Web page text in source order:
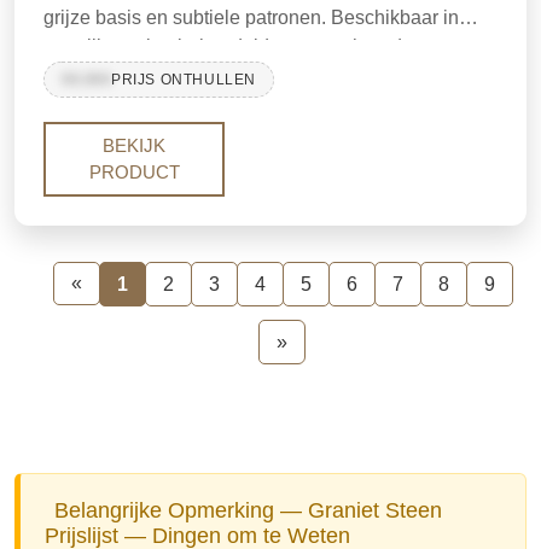
grijze basis en subtiele patronen. Beschikbaar in
gepolijste, vlambehandelde en geschuurde
afwerkingen, is het ideaal voor aanrechtbladen,
vloeren en wandbekleding. Koop hoogwaardige
PRIJS ONTHULLEN
BEKIJK
PRODUCT
« 1 2 3 4 5 6 7 8 9
»
Belangrijke Opmerking — Graniet Steen
Prijslijst — Dingen om te Weten